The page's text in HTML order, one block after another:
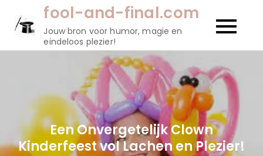
fool-and-final.com
Jouw bron voor humor, magie en
eindeloos plezier!
Een Onvergetelijk Clown
Kinderfeest vol Lachen en Plezier!